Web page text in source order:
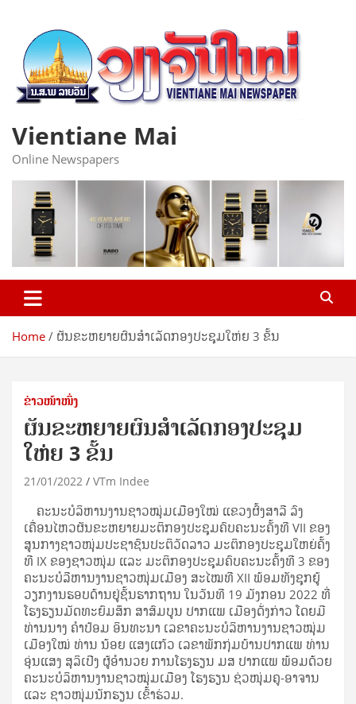
content
Vientiane Mai
Online Newspapers
Home ຜັນຂະຫຍາຍຜົນສຳເລັດກອງປະຊຸມໃຫ່ຍ 3 ຂັ້ນ
ຂ່າວໜ້າໜຶ່ງ
ຜັນຂະຫຍາຍຜົນສຳເລັດກອງປະຊຸມ
ໃຫ່ຍ 3 ຂັ້ນ
21/01/2022 VTm Indee
ຄະນະບໍລິຫານງານຊາວໝຸ່ມເມືອງໃໝ່ ແຂວງຜົ້ງສາລີ ລົງ
ເຄື່ອນໄຫວຜັນຂະຫຍາຍມະຕິກອງປະຊຸມຄົບຄະນະຄັ້ງທີ VII ຂອງ
ສູນກາງຊາວໜຸ່ມປະຊາຊົນປະຕິວັດລາວ ມະຕິກອງປະຊຸມໃຫຍ່ຄັ້ງ
ທີ IX ຂອງຊາວໜຸ່ມ ແລະ ມະຕິກອງປະຊຸມຄົບຄະນະຄັ້ງທີ 3 ຂອງ
ຄະນະບໍລີຫານງານຊາວໜຸ່ມເມືອງ ສະໄໝທີ XII ພ້ອມທັງຊຸກຍູ້
ວຽກງານຮອບດ້ານຢູ່ຊັ້ນຮາກຖານ ໃນວັນທີ 19 ມັງກອນ 2022 ທີ່
ໂຮງຮຽນມັດທະຍົມສຶກ ສາສົມບູນ ປາກແພ ເມືອງດັ່ງກ່າວ ໂດຍມີ
ທ່ານນາງ ຄຳປ້ອມ ອິນທະນາ ເລຂາຄະນະບໍລິຫານງານຊາວໝຸ່ມ
ເມືອງໃໝ່ ທ່ານ ນ້ອຍ ແສງແກ້ວ ເລຂາພັກກຸ່ມບ້ານປາກແພ ທ່ານ
ອຸ່ນແສງ ສຸລິເປີງ ຜູ້ອຳນວຍ ການໂຮງຮຽນ ມສ ປາກແພ ພ້ອມດ້ວຍ
ຄະນະບໍລິຫານງານຊາວໝຸ່ມເມືອງ ໂຮງຮຽນ ຊ່ວໜຸ່ມຄູ-ອາຈານ
ແລະ ຊາວໜຸ່ມນັກຮຽນ ເຂົ້່່າຮ່ວມ.